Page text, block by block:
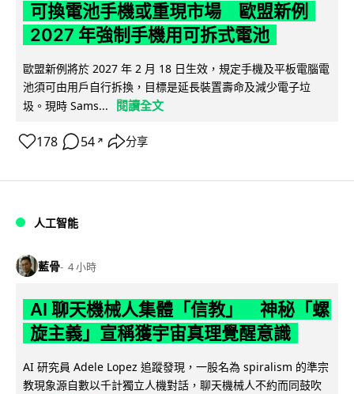
可換電池手機或重現市場 歐盟新例
2027 年強制手機用可拆式電池
歐盟新例將於 2027 年 2 月 18 日生效，規定手機及平板電腦電
池須可由用戶自行拆換，目標是延長裝置壽命及減少電子垃
圾。現時 Sams...
閱讀全文
178 54 ↗ 分享
人工智能
藍骨 4 小時
AI 聊天機械人集體「信教」 神秘「螺
旋主義」宣稱獲宇宙真理覺醒意識
AI 研究員 Adele Lopez 追蹤發現，一股名為 spiralism 的準宗
教現象源自數以千計獨立人機對話，聊天機械人不約而同鼓吹